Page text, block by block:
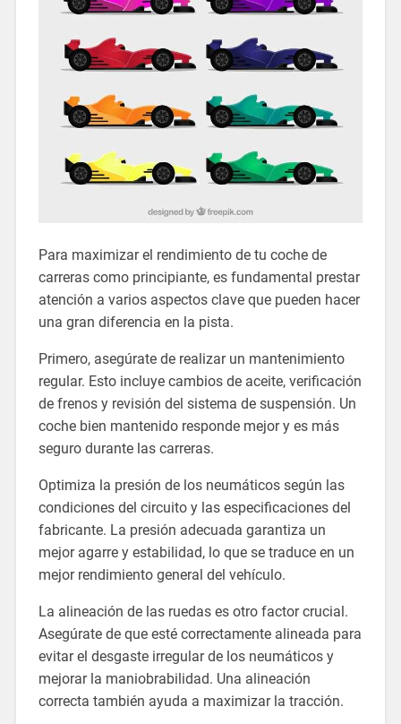
Para maximizar el rendimiento de tu coche de
carreras como principiante, es fundamental prestar
atención a varios aspectos clave que pueden hacer
una gran diferencia en la pista.
Primero, asegúrate de realizar un mantenimiento
regular. Esto incluye cambios de aceite, verificación
de frenos y revisión del sistema de suspensión. Un
coche bien mantenido responde mejor y es más
seguro durante las carreras.
Optimiza la presión de los neumáticos según las
condiciones del circuito y las especificaciones del
fabricante. La presión adecuada garantiza un
mejor agarre y estabilidad, lo que se traduce en un
mejor rendimiento general del vehículo.
La alineación de las ruedas es otro factor crucial.
Asegúrate de que esté correctamente alineada para
evitar el desgaste irregular de los neumáticos y
mejorar la maniobrabilidad. Una alineación
correcta también ayuda a maximizar la tracción.